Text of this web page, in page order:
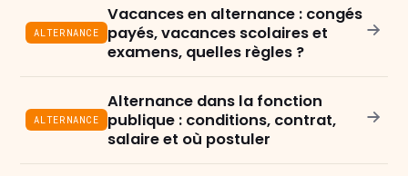
ALTERNANCE
Vacances en alternance : congés
payés, vacances scolaires et
examens, quelles règles ?
ALTERNANCE
Alternance dans la fonction
publique : conditions, contrat,
salaire et où postuler